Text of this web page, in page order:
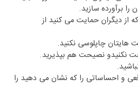
برآورده سازید.
از دیگران حمایت می کنید از
چاپلوسی نکنید.
نکنیدو نصیحت هم بپذیرید.
و احساساتی را که نشان می دهید را